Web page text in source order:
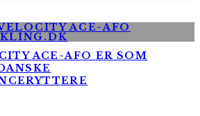
ACE-AFO ER SOM